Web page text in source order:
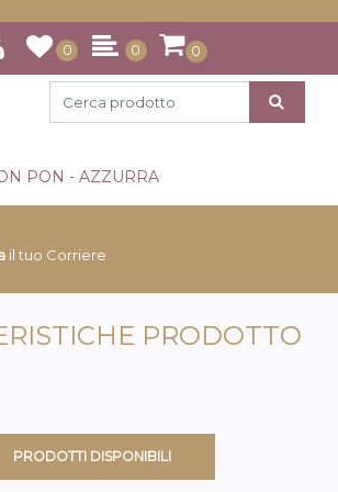
0 0 0
PON - AZZURRA
il tuo Corriere
PRODOTTO
PRODOTTI DISPONIBILI